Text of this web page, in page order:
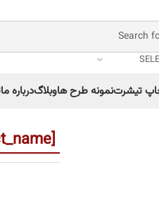
تیشرتنمونه طرح هاوبلاگدرباره ما
[product_name] [product_sku]